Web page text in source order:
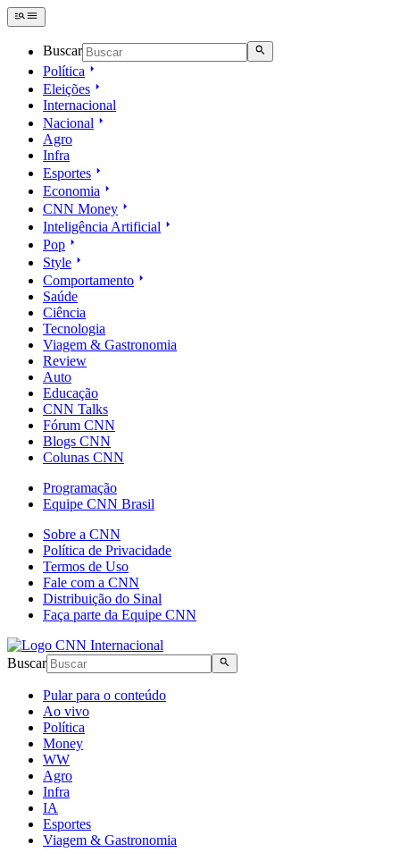
Buscar
Política
Eleições
Internacional
Nacional
Agro
Infra
Esportes
Economia
CNN Money
Inteligência Artificial
Pop
Style
Comportamento
Saúde
Ciência
Tecnologia
Viagem & Gastronomia
Review
Auto
Educação
CNN Talks
Fórum CNN
Blogs CNN
Colunas CNN
Programação
Equipe CNN Brasil
Sobre a CNN
Política de Privacidade
Termos de Uso
Fale com a CNN
Distribuição do Sinal
Faça parte da Equipe CNN
Buscar
Pular para o conteúdo
Ao vivo
Política
Money
WW
Agro
Infra
IA
Esportes
Viagem & Gastronomia